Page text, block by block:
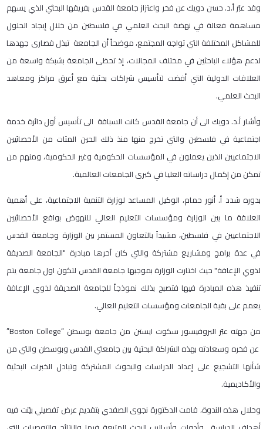
وقد عبّر أ.د. حسن دويك عن فخر واعتزاز جامعة القدس بفريقها البحثي الذي يسهم
مساهمة فعالة في نهضة البحث العلمي في فلسطين من خلال إيجاد الحلول
للمشاكل المختلفة التي تواجه المجتمع، موضحاً أن الجامعة تبذل قصارى جهدها
لدعم هؤلاء الباحثين في مختلف المجالات، إذ تحظى الجامعة بشبكة واسعة من
العلاقات الدولية التي أفضت لتأسيس شراكات بحثية مع أعرق مراكز ومعاهد
البحث العلمي.
وأشار أ.د. دويك الى أن جامعة القدس كانت السباقة الى تأسيس أول دائرة خدمة
اجتماعية في فلسطين والتي تخرج منها منذ ذلك الحين المئات من الأخصائيين
الاجتماعيين الذين يعملون في المؤسسات الحكومية وغير الحكومية، ومنهم من
تمكن من إكمال دراساته العليا في كبرى الجامعات العالمية.
بدوره شدد أ. أنور حمام، الوكيل المساعد لوزارة التنمية الاجتماعية، على أهمية
العلاقة ما بين الوزارة ومؤسسات التعليم العالي للنهوض بواقع الأخصائيين
الاجتماعيين في فلسطين، مشيداً بالتعاون المستمر بين الوزارة وجامعة القدس
في عدة برامج ومشاريع مشتركة والتي كان آخرها مبادرة "الجامعة الصديقة
لذوي الإعاقة" حيث اختارت الوزارة بموجبها جامعة القدس لتكون اول جامعة يتم
تنفيذ هذه المبادرة فيها فتصبح بذلك نموذجاً للجامعة الصديقة لذوي الإعاقة
يعمم على بقية الجامعات ومؤسسات التعليم العالي.
من جهته عبّر البروفيسور سكوت ايستن من جامعة بوسطن “Boston College”
عن فخره وسعادته بهذه الشراكة البحثية بين جامعتي القدس وبوسطن والتي من
شأنها التشجيع على إعداد الدراسات والبحوث المشتركة وتبادل الخبرات البحثية
والأكاديمية.
وخلال هذه الندوة، قامت الدكتورة نجوى الصفدي بتقديم عرض تفصيلي بيّنت فيه